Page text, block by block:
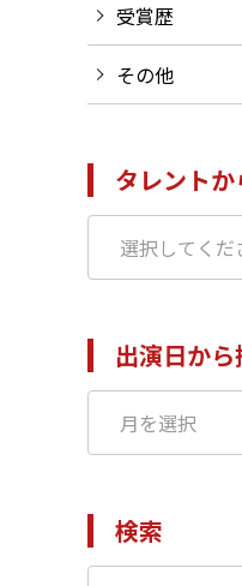
受賞歴
その他
タレント
出演日から
検索